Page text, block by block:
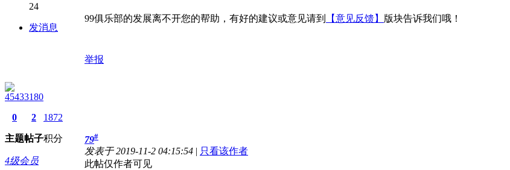
24
发消息
99俱乐部的发展离不开您的帮助，有好的建议或意见请到 【意见反馈】 版块告诉我们哦！
举报
45433180
0
主题
2
帖子
1872
积分
4级会员
79#
发表于 2019-11-2 04:15:54 | 只看该作者
此帖仅作者可见